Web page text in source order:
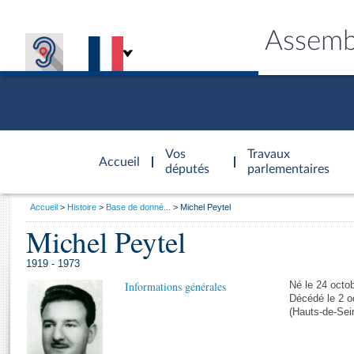
Accueil
d'accueil
Vos
députés
Travaux
parlementaires
Général
Vous
:
Accueil Histoire Base de donné... Michel Peytel
Michel Peytel
1919 - 1973
Informations générales
Né le 24
Décédé le 2
(Hauts-de-